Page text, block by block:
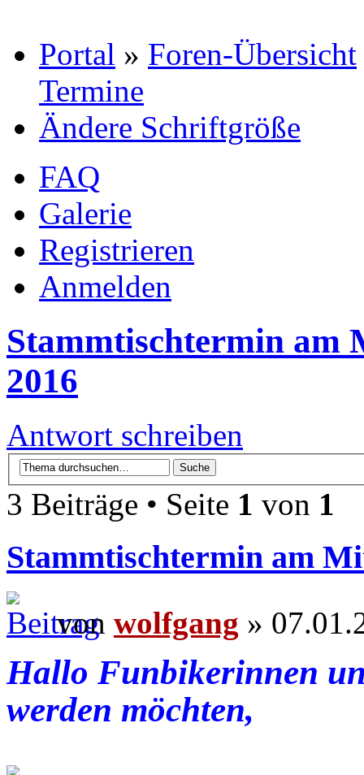
Portal » Foren-Übersicht
Termine
Ändere Schriftgröße
FAQ
Galerie
Registrieren
Anmelden
Stammtischtermin am
2016
Antwort schreiben
3 Beiträge • Seite 1 von 1
Stammtischtermin am
von wolfgang »
Hallo Funbikerinnen
werden möchten,